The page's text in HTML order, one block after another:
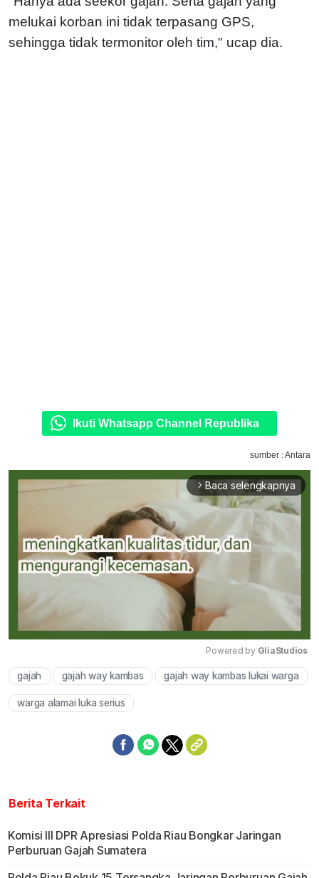
melukai korban ini tidak terpasang GPS,
sehingga tidak termonitor oleh tim," ucap dia.
Ikuti Whatsapp Channel Republika
sumber : Antara
arrow_forward_ios Baca selengkapnya
Mute
Powered by GliaStudios
gajah gajah way kambas gajah way kambas lukai warga
warga alamai luka serius
Berita Terkait
Komisi III DPR Apresiasi Polda Riau Bongkar Jaringan
Perburuan Gajah Sumatera